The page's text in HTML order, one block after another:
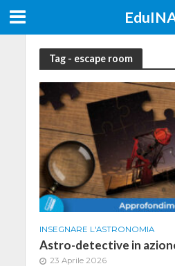
Tag - escape room
INSEGNARE L'ASTRONOMIA
Astro-detective in
23 Aprile 2026